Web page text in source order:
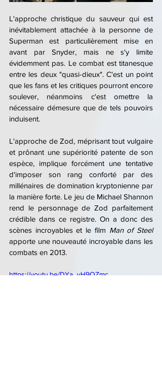
L'approche christique du sauveur qui est
inévitablement attachée à la personne de
Superman est particulièrement mise en
avant par Snyder, mais ne s'y limite
évidemment pas. Le combat est titanesque
entre les deux "quasi-dieux". C'est un point
que les fans et les critiques pourront encore
soulever, néanmoins c'est omettre la
nécessaire démesure que de tels pouvoirs
induisent.
L'approche de Zod, méprisant tout vulgaire
et prônant une supériorité patente de son
espèce, implique forcément une tentative
d'imposer son rang conforté par des
millénaires de domination kryptonienne par
la manière forte. Le jeu de Michael Shannon
rend le personnage de Zod parfaitement
crédible dans ce registre. On a donc des
scènes incroyables et le film Man of Steel
apporte une nouveauté incroyable dans les
combats en 2013.
https://youtu.be/DYa_vH9QZmc